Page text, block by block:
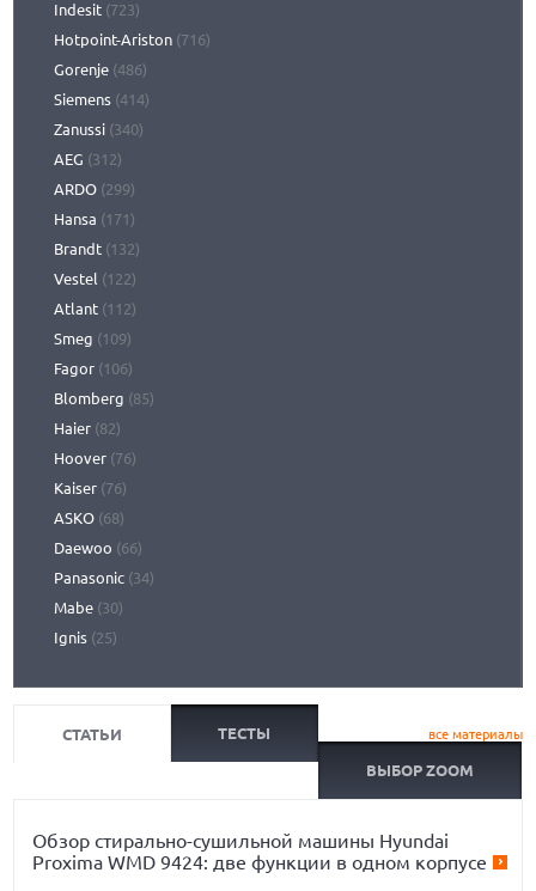
Indesit (723)
Hotpoint-Ariston (716)
Gorenje (486)
Siemens (414)
Zanussi (340)
AEG (312)
ARDO (299)
Hansa (171)
Brandt (132)
Vestel (122)
Atlant (112)
Smeg (109)
Fagor (106)
Blomberg (85)
Haier (82)
Hoover (76)
Kaiser (76)
ASKO (68)
Daewoo (66)
Panasonic (34)
Mabe (30)
Ignis (25)
все материалы
СТАТЬИ ТЕСТЫ
ВЫБОР ZOOM
Обзор стирально-сушильной машины Hyundai
Proxima WMD 9424: две функции в одном корпусе